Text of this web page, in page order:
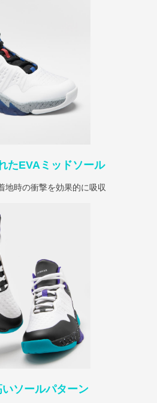
たEVAミッドソール
地時の衝撃を効果的に吸収
ソールパターン